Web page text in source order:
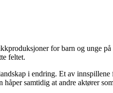
for barn og unge på
feltet.
i endring. Et av
samtidig at andre aktører